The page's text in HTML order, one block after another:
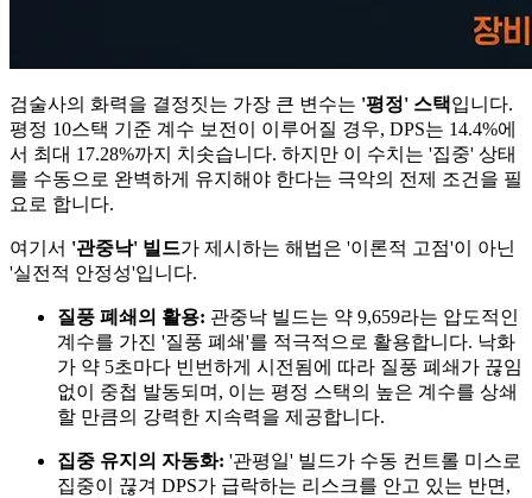
검술사의 화력을 결정짓는 가장 큰 변수는 '평정' 스택입니다.
평정 10스택 기준 계수 보전이 이루어질 경우, DPS는 14.4%에
서 최대 17.28%까지 치솟습니다. 하지만 이 수치는 '집중' 상태
를 수동으로 완벽하게 유지해야 한다는 극악의 전제 조건을 필
요로 합니다.
여기서 '관중낙' 빌드가 제시하는 해법은 '이론적 고점'이 아닌
'실전적 안정성'입니다.
질풍 폐쇄의 활용: 관중낙 빌드는 약 9,659라는 압도적인
계수를 가진 '질풍 폐쇄'를 적극적으로 활용합니다. 낙화
가 약 5초마다 빈번하게 시전됨에 따라 질풍 폐쇄가 끊임
없이 중첩 발동되며, 이는 평정 스택의 높은 계수를 상쇄
할 만큼의 강력한 지속력을 제공합니다.
집중 유지의 자동화: '관평일' 빌드가 수동 컨트롤 미스로
집중이 끊겨 DPS가 급락하는 리스크를 안고 있는 반면,